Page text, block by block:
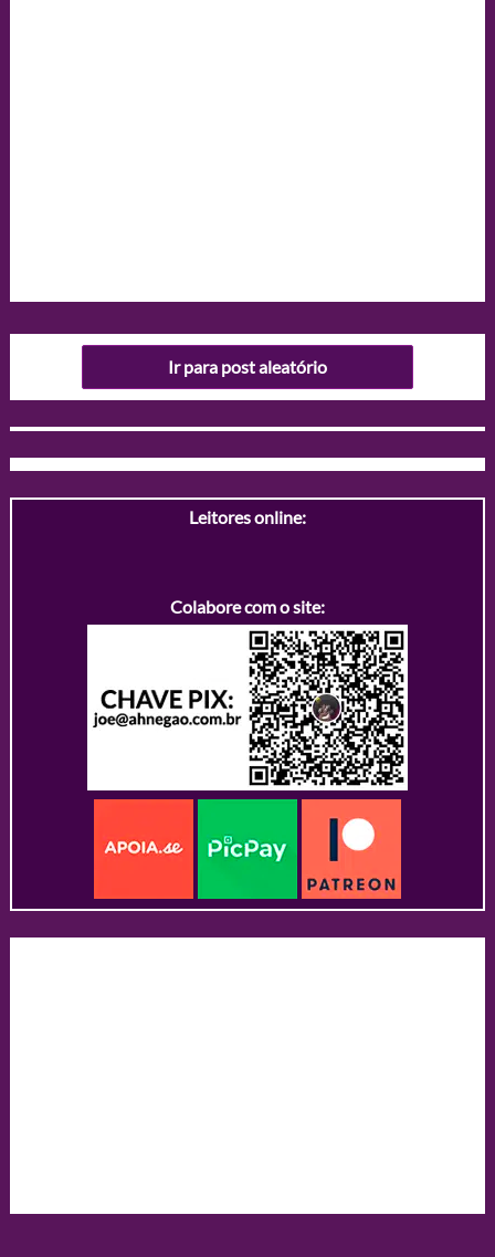
Ir para post aleatório
Leitores online:
Colabore com o site: